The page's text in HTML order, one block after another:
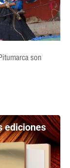
son
ediciones